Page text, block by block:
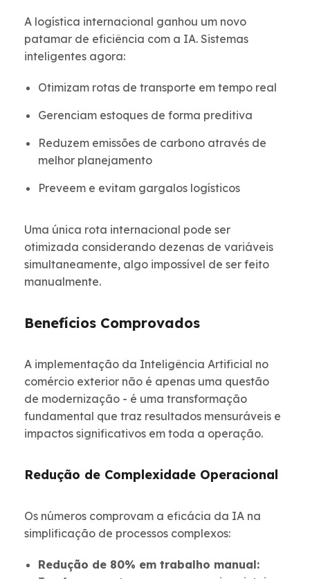
A logística internacional ganhou um novo
patamar de eficiência com a IA. Sistemas
inteligentes agora:
Otimizam rotas de transporte em tempo real
Gerenciam estoques de forma preditiva
Reduzem emissões de carbono através de
melhor planejamento
Preveem e evitam gargalos logísticos
Uma única rota internacional pode ser
otimizada considerando dezenas de variáveis
simultaneamente, algo impossível de ser feito
manualmente.
Benefícios Comprovados
A implementação da Inteligência Artificial no
comércio exterior não é apenas uma questão
de modernização - é uma transformação
fundamental que traz resultados mensuráveis e
impactos significativos em toda a operação.
Redução de Complexidade Operacional
Os números comprovam a eficácia da IA na
simplificação de processos complexos:
Redução de 80% em trabalho manual: